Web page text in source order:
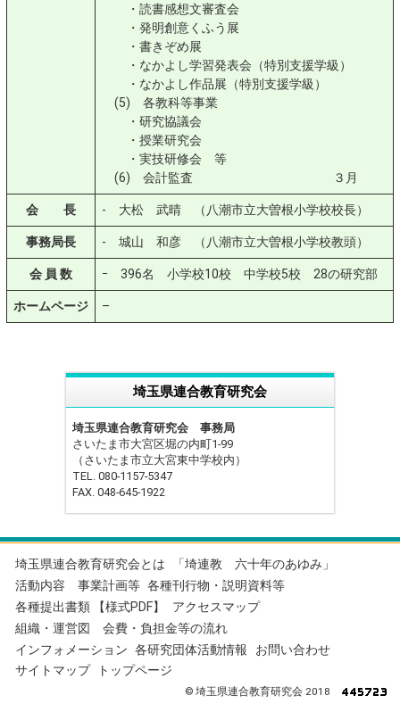
・読書感想文審査会
・発明創意くふう展
・書きぞめ展
・なかよし学習発表会（特別支援学級）
・なかよし作品展（特別支援学級）
(5) 各教科等事業
・研究協議会
・授業研究会
・実技研修会 等
(6) 会計監査 ３月
会 長 - 大松 武晴 （八潮市立大曽根小学校校長）
事務局長 - 城山 和彦 （八潮市立大曽根小学校教頭）
会 員 数 ｰ 396名 小学校10校 中学校5校 28の研究部
ホームページ –
埼玉県連合教育研究会
埼玉県連合教育研究会 事務局
さいたま市大宮区堀の内町1-99
（さいたま市立大宮東中学校内）
TEL. 080-1157-5347
FAX. 048-645-1922
埼玉県連合教育研究会とは
「埼連教 六十年のあゆみ」
活動内容 事業計画等 各種刊行物・説明資料等
各種提出書類 【様式PDF】
アクセスマップ
組織・運営図 会費・負担金等の流れ
インフォメーション 各研究団体活動情報
お問い合わせ
サイトマップ
トップページ
© 埼玉県連合教育研究会 2018